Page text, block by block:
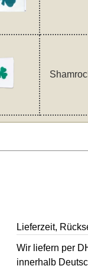
Lieferzeit,
Wir liefern per
innerhalb